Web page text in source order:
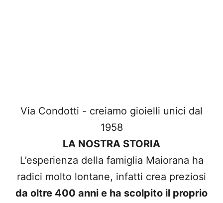
Via Condotti - creiamo gioielli unici dal
1958
LA NOSTRA STORIA
L’esperienza della famiglia Maiorana ha
radici molto lontane, infatti crea preziosi
da oltre 400 anni e ha scolpito il proprio